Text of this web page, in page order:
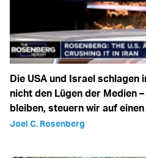
Die USA und Israel schlagen
nicht den Lügen der Medien
bleiben, steuern wir auf
Joel C. Rosenberg